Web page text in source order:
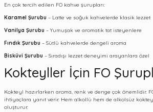
En çok tercih edilen FO kahve şurupları:
Karamel Şurubu – Latte ve soğuk kahvelerde klasik lezzet
Vanilya Şurubu – Yumuşak ve aromatik tat isteyenlere
Fındık Şurubu – Sütlü kahvelerde dengeli aroma
Bisküvi Şurubu – Sıradışı lezzet deneyimi arayanlara özel
Kokteyller İçin FO
Kokteyl hazırlarken aroma, renk ve denge çok önemlidir.
ihtiyaçlara yanıt verir. Hem alkollü hem de alkolsüz
oluşturur.